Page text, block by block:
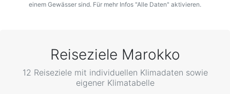
einem Gewässer sind. Für mehr Infos "Alle Daten" aktivieren.
Reiseziele Marokko
12 Reiseziele mit individuellen Klimadaten sowie
eigener Klimatabelle